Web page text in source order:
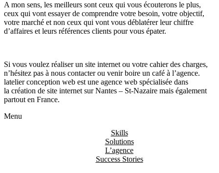
A mon sens, les meilleurs sont ceux qui vous écouterons le plus,
ceux qui vont essayer de comprendre votre besoin, votre objectif,
votre marché et non ceux qui vont vous déblatérer leur chiffre
d’affaires et leurs références clients pour vous épater.
Si vous voulez réaliser un site internet ou votre cahier des charges,
n’hésitez pas à nous contacter ou venir boire un café à l’agence.
latelier conception web est une agence web spécialisée dans
la création de site internet sur Nantes – St-Nazaire mais également
partout en France.
Menu
Skills
Solutions
L’agence
Success Stories